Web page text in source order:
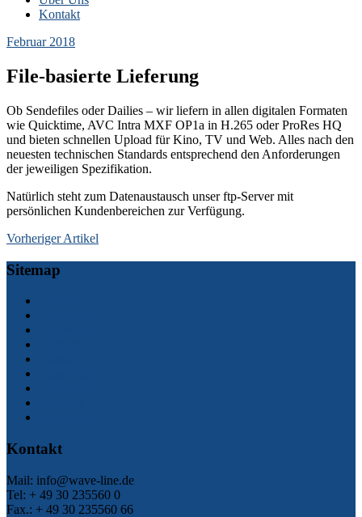
Kontakt
Februar 2018
File-basierte Lieferung
Ob Sendefiles oder Dailies – wir liefern in allen digitalen Formaten
wie Quicktime, AVC Intra MXF OP1a in H.265 oder ProRes HQ
und bieten schnellen Upload für Kino, TV und Web. Alles nach den
neuesten technischen Standards entsprechend den Anforderungen
der jeweiligen Spezifikation.
Natürlich steht zum Datenaustausch unser ftp-Server mit
persönlichen Kundenbereichen zur Verfügung.
Vorheriger Artikel
Sitemap
Kontakt
Mail: info@wave-line.de
Tel: + 49 30 235560 0
Fax.: + 49 30 235560 66